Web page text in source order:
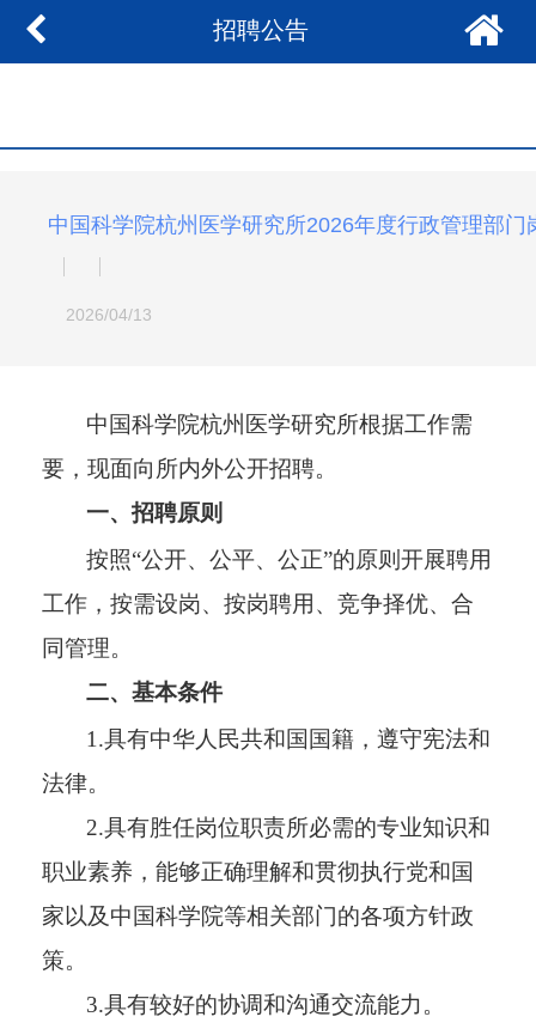
招聘公告
中国科学院杭州医学研究所2026年度行政管理部门
2026/04/13
中国科学院杭州医学研究所根据工作需
要，现面向所内外公开招聘。
一、招聘原则
按照“公开、公平、公正”的原则开展聘用
工作，按需设岗、按岗聘用、竞争择优、合
同管理。
二、 基本条件
1.具有中华人民共和国国籍，遵守宪法和
法律。
2.具有胜任岗位职责所必需的专业知识和
职业素养，能够正确理解和贯彻执行党和国
家以及中国科学院等相关部门的各项方针政
策。
3.具有较好的协调和沟通交流能力。